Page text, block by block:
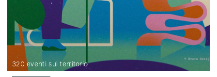
320 eventi sul territorio